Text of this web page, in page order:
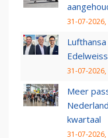
31-07-2026,
31-07-2026,
Meer
kwartaal
31-07-2026,